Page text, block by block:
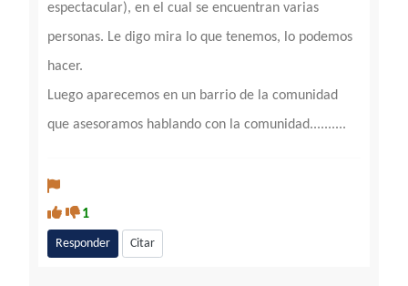
espectacular), en el cual se encuentran varias
personas. Le digo mira lo que tenemos, lo podemos
hacer.
Luego aparecemos en un barrio de la comunidad
que asesoramos hablando con la comunidad..........
1
Responder Citar